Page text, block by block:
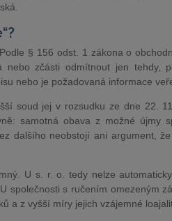
§ 156 odst. 1 zákona o
nebo zčásti odmítnout jen tehdy,
nebo je požadovaná informace
soud jej v rozsudku ze dne 22.
samotná obava z možné újmy
dalšího neobstojí ani argument,
U s. r. o. tedy nelze
společnosti s ručením omezeným
a z vyšší míry jejich vzájemné